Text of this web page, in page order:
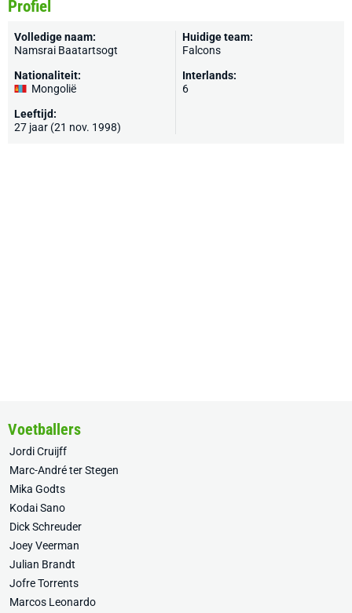
Profiel
Volledige naam:
Namsrai Baatartsogt
Nationaliteit:
Mongolië
Leeftijd:
27 jaar (21 nov. 1998)
Huidige team:
Falcons
Interlands:
6
Voetballers
Jordi Cruijff
Marc-André ter Stegen
Mika Godts
Kodai Sano
Dick Schreuder
Joey Veerman
Julian Brandt
Jofre Torrents
Marcos Leonardo